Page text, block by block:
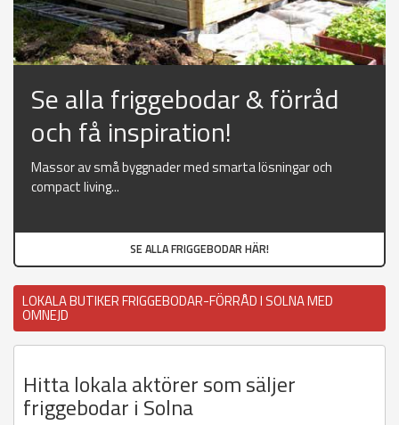
Se alla friggebodar & förråd
och få inspiration!
Massor av små byggnader med smarta lösningar och
compact living...
SE ALLA FRIGGEBODAR HÄR!
LOKALA BUTIKER FRIGGEBODAR-FÖRRÅD I SOLNA MED
OMNEJD
Hitta lokala aktörer som säljer
friggebodar i Solna